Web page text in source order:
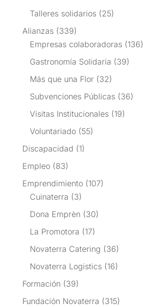
Talleres solidarios(25)
Alianzas(339)
Empresas colaboradoras(136)
Gastronomía Solidaria (39)
Más que una Flor(32)
Subvenciones Públicas(36)
Visitas Institucionales(19)
Voluntariado(55)
Discapacidad (1)
Empleo(83)
Emprendimiento(107)
Cuinaterra (3)
Dona Emprèn (30)
La Promotora (17)
Novaterra Catering (36)
Novaterra Logistics(16)
Formación (39)
Fundación Novaterra (315)